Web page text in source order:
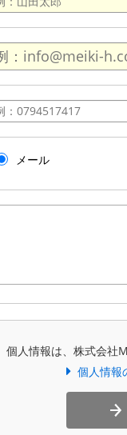
メール
個人情報は、株式会社
個人情報